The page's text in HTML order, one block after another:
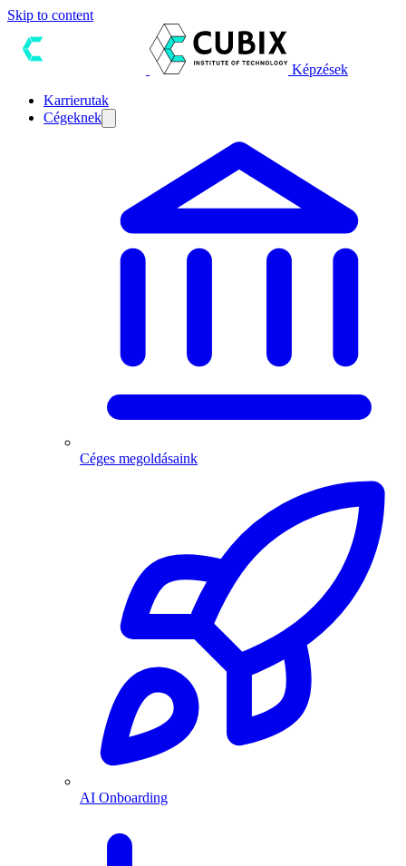
Skip to content
Képzések
Karrierutak
Cégeknek
Céges megoldásaink
AI Onboarding